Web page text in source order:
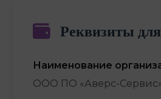
17
Реквизиты
Наименование
ООО ПО «Аверс-Сервис»